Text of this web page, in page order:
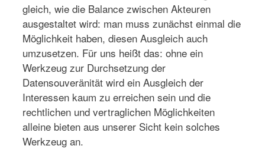
gleich, wie die Balance zwischen Akteuren
ausgestaltet wird: man muss zunächst einmal die
Möglichkeit haben, diesen Ausgleich auch
umzusetzen. Für uns heißt das: ohne ein
Werkzeug zur Durchsetzung der
Datensouveränität wird ein Ausgleich der
Interessen kaum zu erreichen sein und die
rechtlichen und vertraglichen Möglichkeiten
alleine bieten aus unserer Sicht kein solches
Werkzeug an.